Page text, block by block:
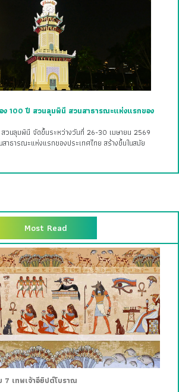
ง 100 ปี สวนลุมพินี สวนสาธารณะแห่งแรกของ
สวนลุมพินี จัดขึ้นระหว่างวันที่ 26-30 เมษายน 2569
าธารณะแห่งแรกของประเทศไทย สร้างขึ้นในสมัย
Most Read
เทพเจ้าอียิปต์โบราณ